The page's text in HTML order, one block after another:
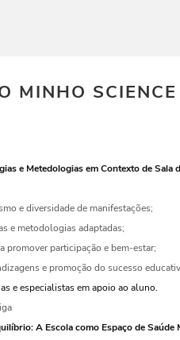
MINHO
e Metedologias em Contexto de Sala
e diversidade de manifestações;
e metodologias adaptadas;
promover participação e bem-estar;
e promoção do sucesso
e especialistas em apoio ao aluno.
A Escola como Espaço de Saúde